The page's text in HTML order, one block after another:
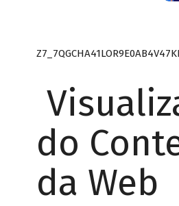
do
da Web